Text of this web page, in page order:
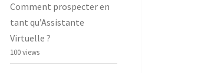
Comment prospecter en
tant qu’Assistante
Virtuelle ?
100 views